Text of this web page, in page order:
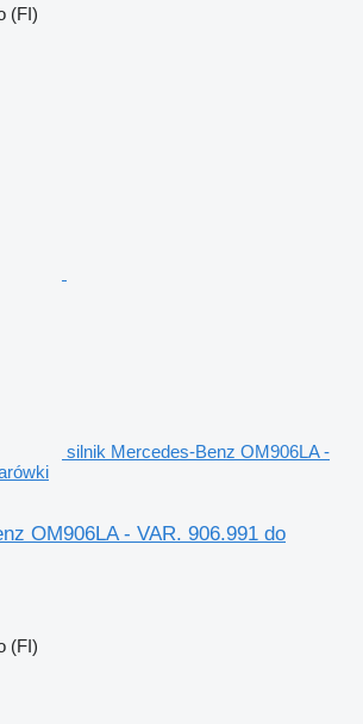
(FI)
silnik Mercedes-Benz OM906LA -
OM906LA - VAR. 906.991 do
(FI)